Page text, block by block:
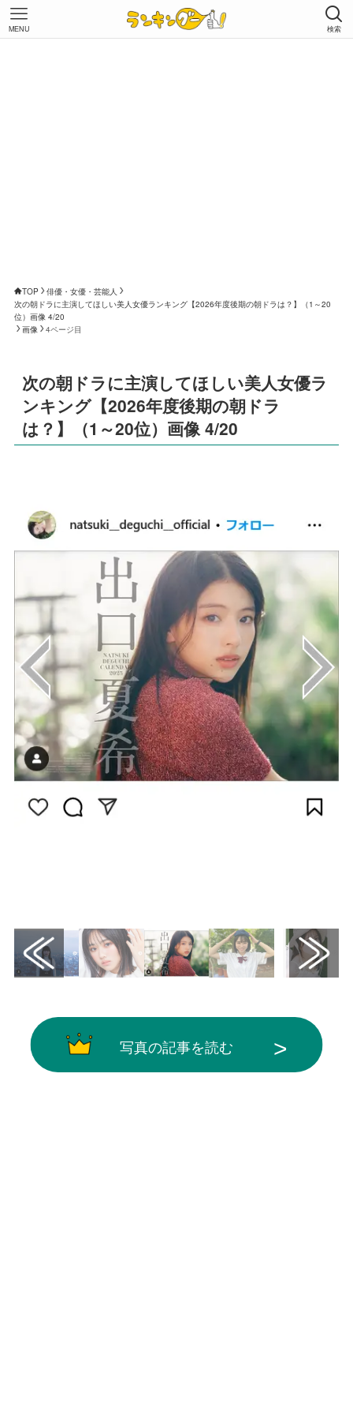
検索
MENU
TOP
俳優・女優・芸能人
次の朝ドラに主演してほしい美人女優ランキング【2026年度後期の朝ドラは？】（1～20
位）画像 4/20
画像
4ページ目
次の朝ドラに主演してほしい美人女優ラ
ンキング【2026年度後期の朝ドラ
は？】（1～20位）画像 4/20
写真の記事を読む